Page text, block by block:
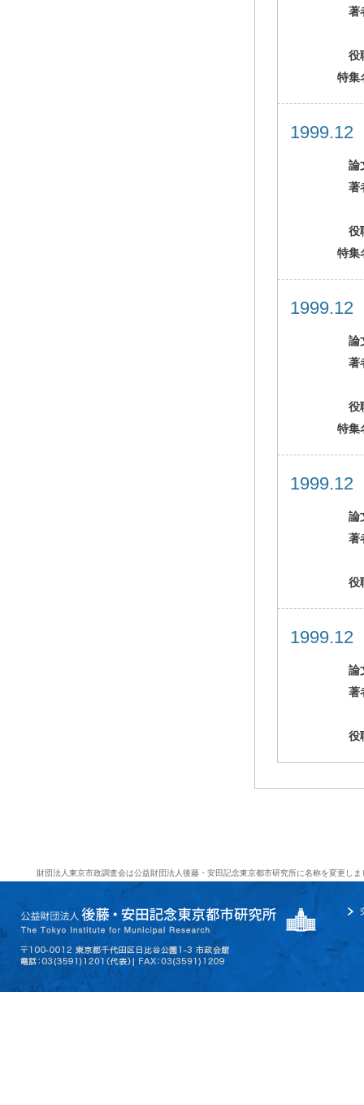
著
役
特集
論
著
役
特集
論
著
役
特集
論
著
役
論
著
役
財団法人東京市政調査会は公益財団法人後藤・安田記念東京都市研究所に名称を変更しま